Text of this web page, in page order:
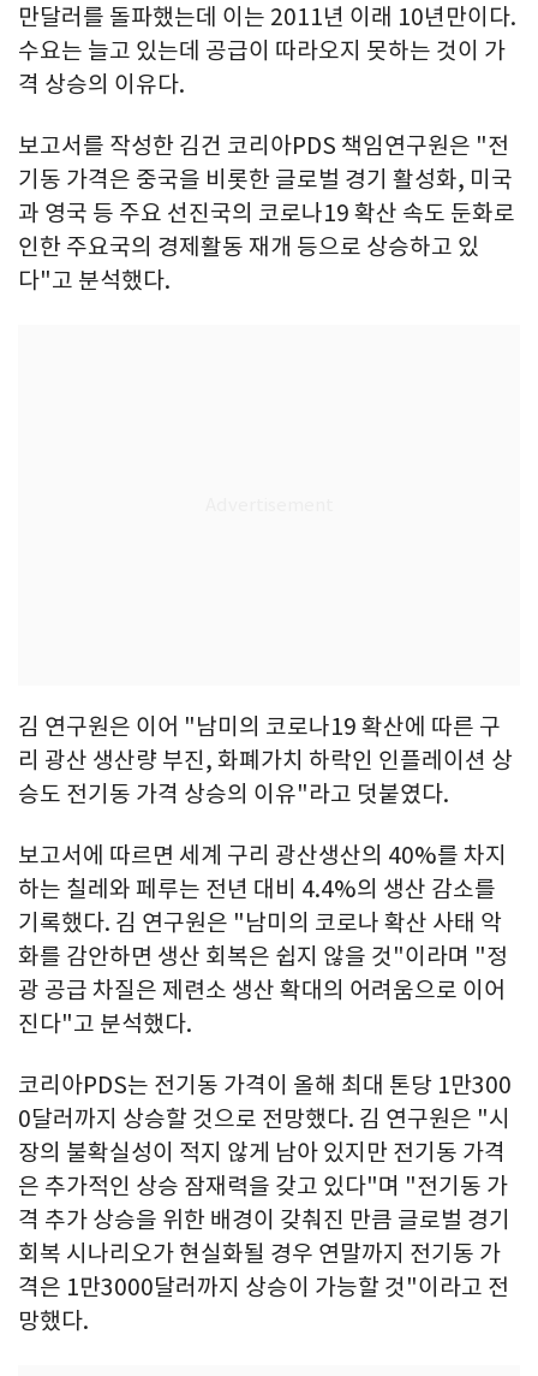
만달러를 돌파했는데 이는 2011년 이래 10년만이다.
수요는 늘고 있는데 공급이 따라오지 못하는 것이 가
격 상승의 이유다.
보고서를 작성한 김건 코리아PDS 책임연구원은 "전
기동 가격은 중국을 비롯한 글로벌 경기 활성화, 미국
과 영국 등 주요 선진국의 코로나19 확산 속도 둔화로
인한 주요국의 경제활동 재개 등으로 상승하고 있
다"고 분석했다.
김 연구원은 이어 "남미의 코로나19 확산에 따른 구
리 광산 생산량 부진, 화폐가치 하락인 인플레이션 상
승도 전기동 가격 상승의 이유"라고 덧붙였다.
보고서에 따르면 세계 구리 광산생산의 40%를 차지
하는 칠레와 페루는 전년 대비 4.4%의 생산 감소를
기록했다. 김 연구원은 "남미의 코로나 확산 사태 악
화를 감안하면 생산 회복은 쉽지 않을 것"이라며 "정
광 공급 차질은 제련소 생산 확대의 어려움으로 이어
진다"고 분석했다.
코리아PDS는 전기동 가격이 올해 최대 톤당 1만300
0달러까지 상승할 것으로 전망했다. 김 연구원은 "시
장의 불확실성이 적지 않게 남아 있지만 전기동 가격
은 추가적인 상승 잠재력을 갖고 있다"며 "전기동 가
격 추가 상승을 위한 배경이 갖춰진 만큼 글로벌 경기
회복 시나리오가 현실화될 경우 연말까지 전기동 가
격은 1만3000달러까지 상승이 가능할 것"이라고 전
망했다.